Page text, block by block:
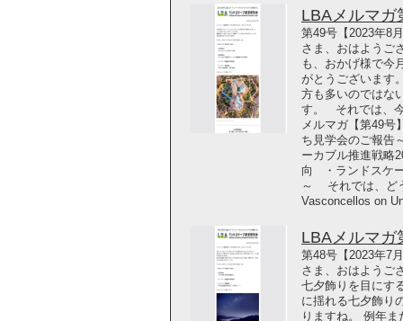
LBAメルマガ
第49号【2023年8
さま、おはようご
も、おかげ様で今
がとうございます
方も多いのではな
す。 それでは、
メルマガ【第49
ち見学会のご報
ーカブル推進戦略
向 ・ランドスケ
～ それでは、ど
Vasconcellos on
LBAメルマガ
第48号【2023年7
さま、おはようご
七夕飾りを目にす
に揺れる七夕飾り
りますね。 例年